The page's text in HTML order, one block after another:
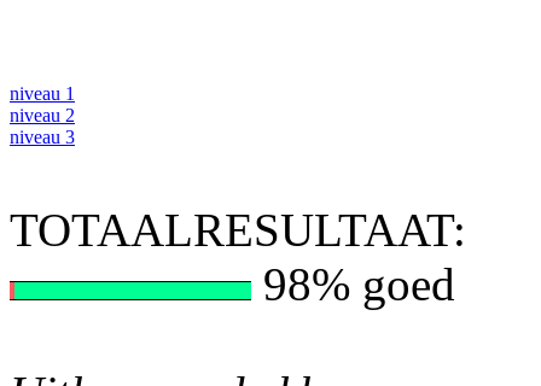
niveau 1
niveau 2
niveau 3
TOTAALRESULTAAT:
98% goed